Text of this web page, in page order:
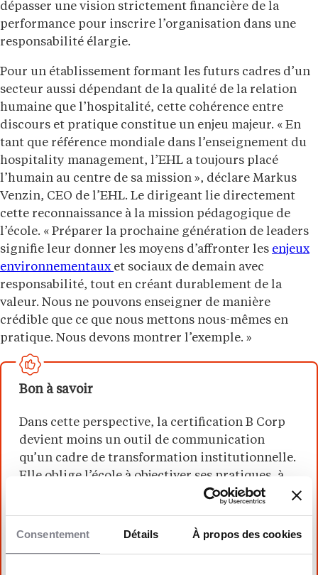
Consentement Détails À propos des cookies
dépasser une vision strictement financière de la
performance pour inscrire l’organisation dans une
responsabilité élargie.
Pour un établissement formant les futurs cadres d’un
secteur aussi dépendant de la qualité de la relation
humaine que l’hospitalité, cette cohérence entre
discours et pratique constitue un enjeu majeur. « En
tant que référence mondiale dans l’enseignement du
hospitality management, l’EHL a toujours placé
l’humain au centre de sa mission », déclare Markus
Venzin, CEO de l’EHL. Le dirigeant lie directement
cette reconnaissance à la mission pédagogique de
l’école. « Préparer la prochaine génération de leaders
signifie leur donner les moyens d’affronter les enjeux
environnementaux et sociaux de demain avec
responsabilité, tout en créant durablement de la
valeur. Nous ne pouvons enseigner de manière
crédible que ce que nous mettons nous-mêmes en
pratique. Nous devons montrer l’exemple. »
Bon à savoir
Dans cette perspective, la certification B Corp
devient moins un outil de communication
qu’un cadre de transformation institutionnelle.
Elle oblige l’école à objectiver ses pratiques, à
documenter ses arbitrages et à inscrire son
institution qui revendique un rôle de référence